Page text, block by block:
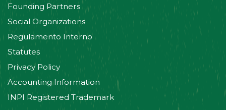
Founding Partners
Social Organizations
Regulamento Interno
Statutes
Privacy Policy
Accounting Information
INPI Registered Trademark